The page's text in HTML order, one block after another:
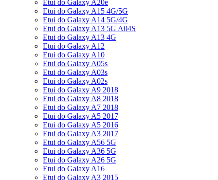
Etui do Galaxy A20e
Etui do Galaxy A15 4G/5G
Etui do Galaxy A14 5G/4G
Etui do Galaxy A13 5G A04S
Etui do Galaxy A13 4G
Etui do Galaxy A12
Etui do Galaxy A10
Etui do Galaxy A05s
Etui do Galaxy A03s
Etui do Galaxy A02s
Etui do Galaxy A9 2018
Etui do Galaxy A8 2018
Etui do Galaxy A7 2018
Etui do Galaxy A5 2017
Etui do Galaxy A5 2016
Etui do Galaxy A3 2017
Etui do Galaxy A56 5G
Etui do Galaxy A36 5G
Etui do Galaxy A26 5G
Etui do Galaxy A16
Etui do Galaxy A3 2015